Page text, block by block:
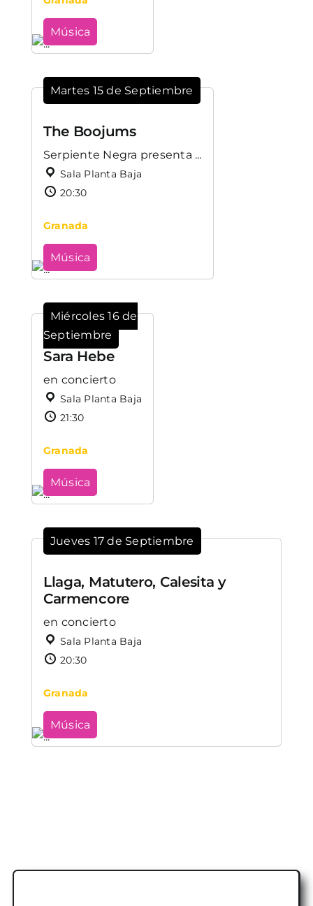
Música
Martes 15 de Septiembre
The Boojums
Serpiente Negra presenta ...
Sala Planta Baja
20:30
Granada
Música
Miércoles 16 de
Septiembre
Sara Hebe
en concierto
Sala Planta Baja
21:30
Granada
Música
Jueves 17 de Septiembre
Llaga, Matutero, Calesita y
Carmencore
en concierto
Sala Planta Baja
20:30
Granada
Música